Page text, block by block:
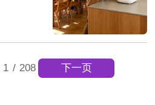
1 / 208 下一页